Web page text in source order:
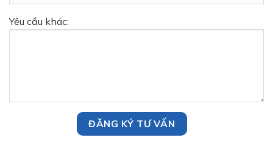
Yêu cầu khác: